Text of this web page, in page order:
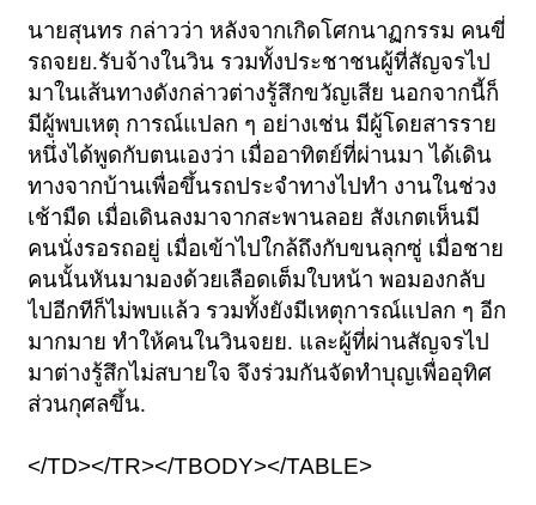
นายสุนทร กล่าวว่า หลังจากเกิดโศกนาฏกรรม คนขี่
รถจยย.รับจ้างในวิน รวมทั้งประชาชนผู้ที่สัญจรไป
มาในเส้นทางดังกล่าวต่างรู้สึกขวัญเสีย นอกจากนี้ก็
มีผู้พบเหตุ การณ์แปลก ๆ อย่างเช่น มีผู้โดยสารราย
หนึ่งได้พูดกับตนเองว่า เมื่ออาทิตย์ที่ผ่านมา ได้เดิน
ทางจากบ้านเพื่อขึ้นรถประจำทางไปทำ งานในช่วง
เช้ามืด เมื่อเดินลงมาจากสะพานลอย สังเกตเห็นมี
คนนั่งรอรถอยู่ เมื่อเข้าไปใกล้ถึงกับขนลุกซู่ เมื่อชาย
คนนั้นหันมามองด้วยเลือดเต็มใบหน้า พอมองกลับ
ไปอีกทีก็ไม่พบแล้ว รวมทั้งยังมีเหตุการณ์แปลก ๆ อีก
มากมาย ทำให้คนในวินจยย. และผู้ที่ผ่านสัญจรไป
มาต่างรู้สึกไม่สบายใจ จึงร่วมกันจัดทำบุญเพื่ออุทิศ
ส่วนกุศลขึ้น.
</TD></TR></TBODY></TABLE>